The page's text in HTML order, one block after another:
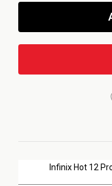
Infinix Hot 12